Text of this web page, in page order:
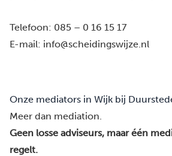
Telefoon: 085 – 0 16 15 17
E-mail: info@scheidingswijze.nl
Onze mediators in Wijk bij
Meer dan mediation.
Geen losse adviseurs, maar één
regelt.